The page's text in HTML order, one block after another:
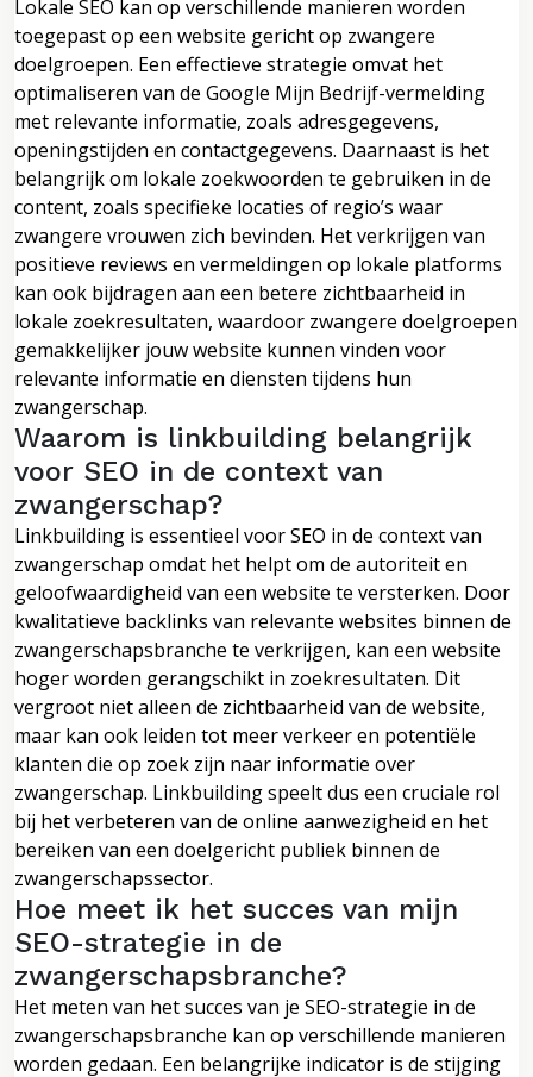
Lokale SEO kan op verschillende manieren worden
toegepast op een website gericht op zwangere
doelgroepen. Een effectieve strategie omvat het
optimaliseren van de Google Mijn Bedrijf-vermelding
met relevante informatie, zoals adresgegevens,
openingstijden en contactgegevens. Daarnaast is het
belangrijk om lokale zoekwoorden te gebruiken in de
content, zoals specifieke locaties of regio’s waar
zwangere vrouwen zich bevinden. Het verkrijgen van
positieve reviews en vermeldingen op lokale platforms
kan ook bijdragen aan een betere zichtbaarheid in
lokale zoekresultaten, waardoor zwangere doelgroepen
gemakkelijker jouw website kunnen vinden voor
relevante informatie en diensten tijdens hun
zwangerschap.
Waarom is linkbuilding belangrijk
voor SEO in de context van
zwangerschap?
Linkbuilding is essentieel voor SEO in de context van
zwangerschap omdat het helpt om de autoriteit en
geloofwaardigheid van een website te versterken. Door
kwalitatieve backlinks van relevante websites binnen de
zwangerschapsbranche te verkrijgen, kan een website
hoger worden gerangschikt in zoekresultaten. Dit
vergroot niet alleen de zichtbaarheid van de website,
maar kan ook leiden tot meer verkeer en potentiële
klanten die op zoek zijn naar informatie over
zwangerschap. Linkbuilding speelt dus een cruciale rol
bij het verbeteren van de online aanwezigheid en het
bereiken van een doelgericht publiek binnen de
zwangerschapssector.
Hoe meet ik het succes van mijn
SEO-strategie in de
zwangerschapsbranche?
Het meten van het succes van je SEO-strategie in de
zwangerschapsbranche kan op verschillende manieren
worden gedaan. Een belangrijke indicator is de stijging